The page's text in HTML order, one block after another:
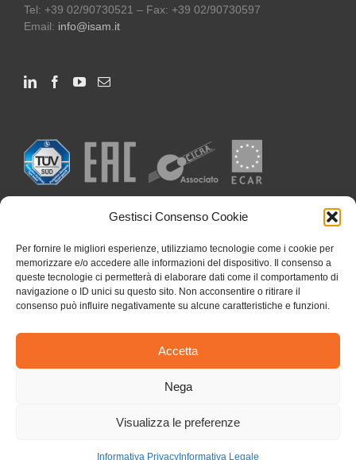
Gestisci Consenso Cookie
Per fornire le migliori esperienze, utilizziamo tecnologie come i cookie per
memorizzare e/o accedere alle informazioni del dispositivo. Il consenso a
queste tecnologie ci permetterà di elaborare dati come il comportamento di
navigazione o ID unici su questo sito. Non acconsentire o ritirare il
consenso può influire negativamente su alcune caratteristiche e funzioni.
Accetta
Nega
Visualizza le preferenze
Informativa Privacy Informativa Legale
Tel: +39 02/90730521 – Fax: +39 02/90730597
Email: info@isam.it
Reserved |Privacy & Cookie|